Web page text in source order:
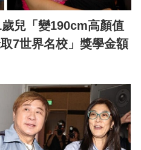
兒「變190cm高顏值
7世界名校」獎學金額